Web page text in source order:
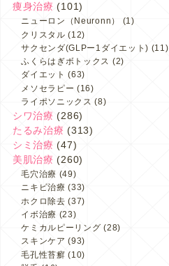
痩身治療 (101)
ニューロン（Neuronn）
(1)
クリスタル (12)
サクセンダ(GLPー1ダイエット) (11)
ふくらはぎボトックス (2)
ダイエット (63)
メソセラピー (16)
ライポソニックス (8)
シワ治療 (286)
たるみ治療 (313)
シミ治療 (47)
美肌治療 (260)
毛穴治療 (49)
ニキビ治療 (33)
ホクロ除去 (37)
イボ治療 (23)
ケミカルピーリング (28)
スキンケア (93)
毛孔性苔癬 (10)